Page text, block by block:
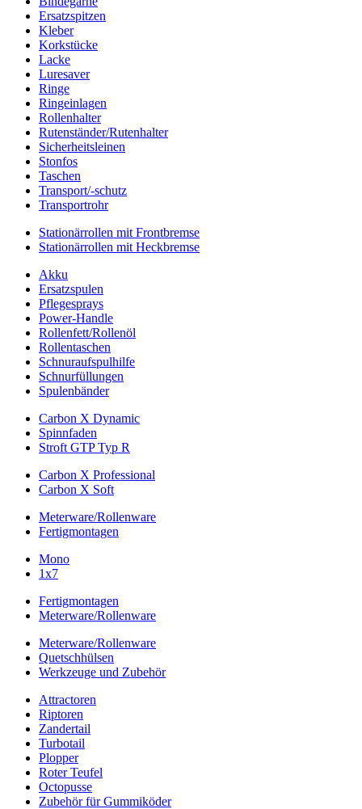
Ersatzspitzen
Kleber
Korkstücke
Lacke
Luresaver
Ringe
Ringeinlagen
Rollenhalter
Rutenständer/Rutenhalter
Sicherheitsleinen
Stonfos
Taschen
Transport/-schutz
Transportrohr
Stationärrollen mit Frontbremse
Stationärrollen mit Heckbremse
Akku
Ersatzspulen
Pflegesprays
Power-Handle
Rollenfett/Rollenöl
Rollentaschen
Schnuraufspulhilfe
Schnurfüllungen
Spulenbänder
Carbon X Dynamic
Spinnfaden
Stroft GTP Typ R
Carbon X Professional
Carbon X Soft
Meterware/Rollenware
Fertigmontagen
Mono
1x7
Fertigmontagen
Meterware/Rollenware
Meterware/Rollenware
Quetschhülsen
Werkzeuge und Zubehör
Attractoren
Riptoren
Zandertail
Turbotail
Plopper
Roter Teufel
Octopusse
Zubehör für Gummiköder